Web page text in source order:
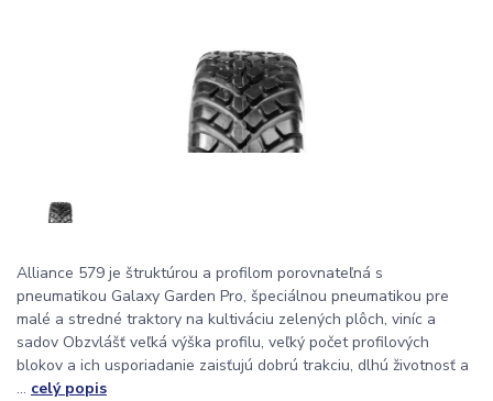
Alliance 579 je štruktúrou a profilom porovnateľná s
pneumatikou Galaxy Garden Pro, špeciálnou pneumatikou pre
malé a stredné traktory na kultiváciu zelených plôch, viníc a
sadov Obzvlášť veľká výška profilu, veľký počet profilových
blokov a ich usporiadanie zaisťujú dobrú trakciu, dlhú životnosť a
... celý popis